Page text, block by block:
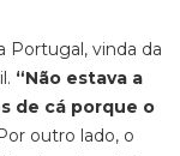
Portugal, vinda da
“Não estava a
de cá porque o
outro lado, o